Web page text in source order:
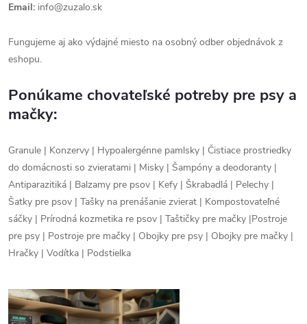
Email: info@zuzalo.sk
Fungujeme aj ako výdajné miesto na osobný odber objednávok z
eshopu.
Ponúkame chovateľské potreby pre psy a
mačky:
Granule | Konzervy | Hypoalergénne pamlsky | Čistiace prostriedky
do domácnosti so zvieratami | Misky | Šampóny a deodoranty |
Antiparazitiká | Balzamy pre psov | Kefy | Škrabadlá | Pelechy |
Šatky pre psov | Tašky na prenášanie zvierat | Kompostovateľné
sáčky | Prírodná kozmetika re psov | Taštičky pre mačky |Postroje
pre psy | Postroje pre mačky | Obojky pre psy | Obojky pre mačky |
Hračky | Vodítka | Podstielka